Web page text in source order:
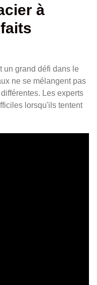
à
un grand défi dans le
ne se mélangent pas
Les experts
lorsqu'ils tentent